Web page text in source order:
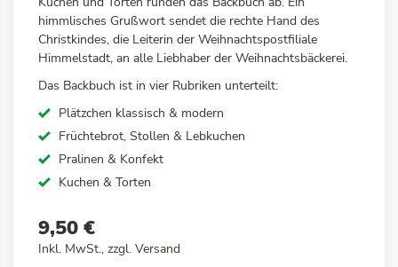
himmlisches Grußwort sendet die rechte Hand des
Christkindes, die Leiterin der Weihnachtspostfiliale
Himmelstadt, an alle Liebhaber der Weihnachtsbäckerei.
Das Backbuch ist in vier Rubriken unterteilt:
Plätzchen klassisch & modern
Früchtebrot, Stollen & Lebkuchen
Pralinen & Konfekt
Kuchen & Torten
9,50 €
Inkl. MwSt., zzgl. Versand